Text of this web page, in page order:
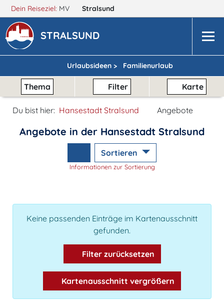
Dein Reiseziel: MV Stralsund
STRALSUND
Urlaubsideen > Familienurlaub
Thema Filter Karte
Du bist hier: Hansestadt Stralsund Angebote
Angebote in der Hansestadt Stralsund
Sortieren
Informationen zur Sortierung
Keine passenden Einträge im Kartenausschnitt
gefunden.
Filter zurücksetzen
Kartenausschnitt vergrößern